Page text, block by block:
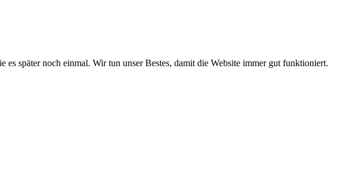
es später noch einmal. Wir tun unser Bestes, damit die Website immer gut funktioniert.